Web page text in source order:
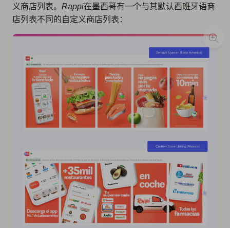
义商店列表。 Rappi在墨西哥有一个与其默认西班牙语商
店列表不同的自定义商店列表：